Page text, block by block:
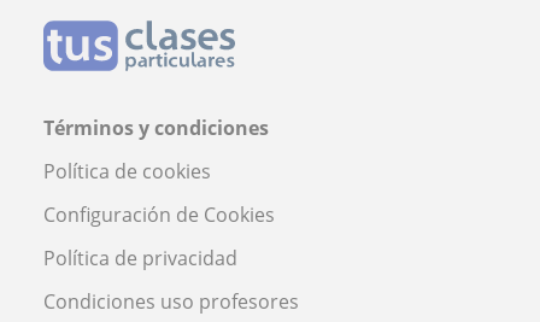
Términos y condiciones
Política de cookies
Configuración de Cookies
Política de privacidad
Condiciones uso profesores